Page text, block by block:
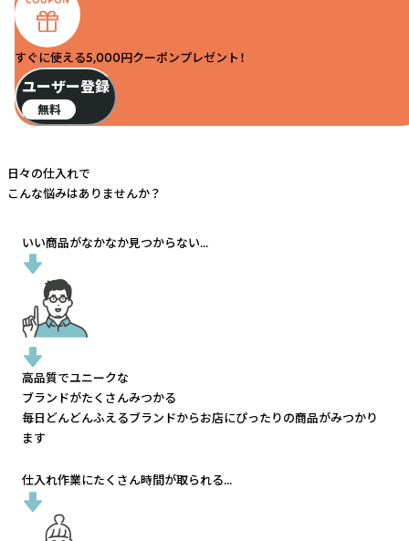
すぐに使える5,000円クーポンプレゼント！
ユーザー登録
無料
日々の仕入れで
こんな悩みはありませんか？
いい商品がなかなか見つからない...
高品質でユニークな
ブランドがたくさんみつかる
毎日どんどんふえるブランドからお店にぴったりの商品がみつかり
ます
仕入れ作業にたくさん時間が取られる...